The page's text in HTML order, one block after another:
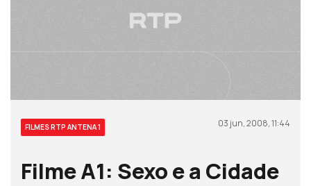
FILMES RTP ANTENA 1 03 jun, 2008, 11:44
Filme A1: Sexo e a Cidade